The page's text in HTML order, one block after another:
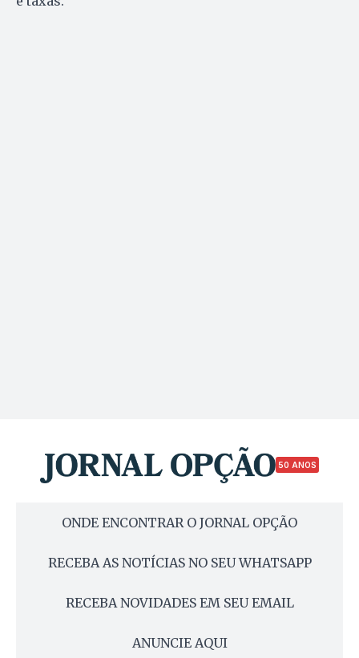
50 ANOS
ONDE ENCONTRAR O JORNAL OPÇÃO
RECEBA AS NOTÍCIAS NO SEU WHATSAPP
RECEBA NOVIDADES EM SEU EMAIL
ANUNCIE AQUI